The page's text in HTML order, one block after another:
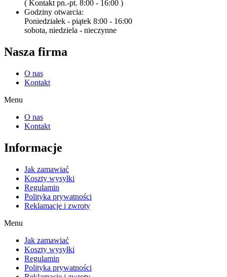
( Kontakt pn.-pt. 8:00 - 16:00 )
Godziny otwarcia:
Poniedziałek - piątek 8:00 - 16:00
sobota, niedziela - nieczynne
Nasza firma
O nas
Kontakt
Menu
O nas
Kontakt
Informacje
Jak zamawiać
Koszty wysyłki
Regulamin
Polityka prywatności
Reklamacje i zwroty
Menu
Jak zamawiać
Koszty wysyłki
Regulamin
Polityka prywatności